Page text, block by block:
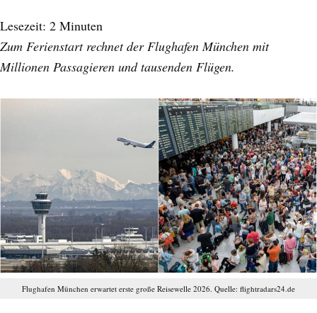
Lesezeit: 2 Minuten
Zum Ferienstart rechnet der Flughafen München mit
Millionen Passagieren und tausenden Flügen.
Flughafen München erwartet erste große Reisewelle 2026. Quelle: flightradars24.de